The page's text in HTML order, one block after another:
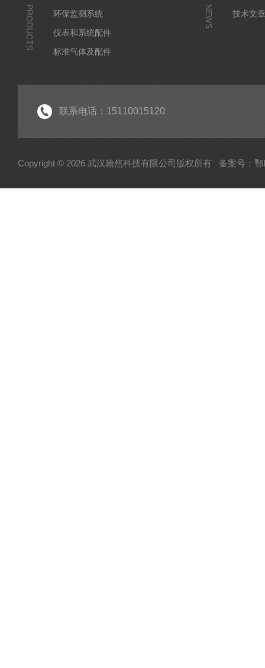
PRODUCTS
环保监测系统
仪表和系统配件
标准气体及配件
环保服务
NEWS
技术文
联系电话：15110015120
Copyright © 2026 武汉翰然科技有限公司版权所有 备案号：